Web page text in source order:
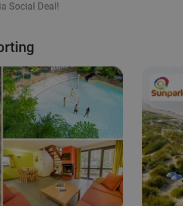
Social Deal!